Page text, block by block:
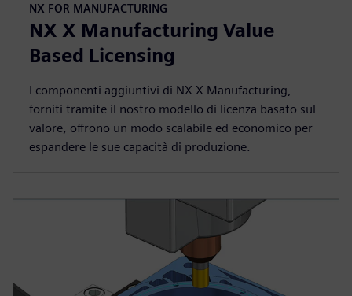
NX FOR MANUFACTURING
NX X Manufacturing Value
Based Licensing
I componenti aggiuntivi di NX X Manufacturing,
forniti tramite il nostro modello di licenza basato sul
valore, offrono un modo scalabile ed economico per
espandere le sue capacità di produzione.